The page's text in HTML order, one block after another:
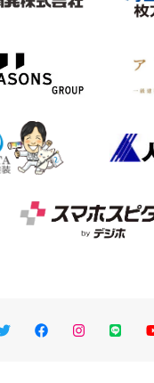
TwitterFacebookInstagram
LINE